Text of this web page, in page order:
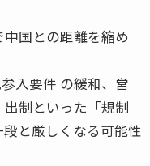
国との距離を縮め
入要件 の緩和、営
制といった「規制
と厳しくなる可能性